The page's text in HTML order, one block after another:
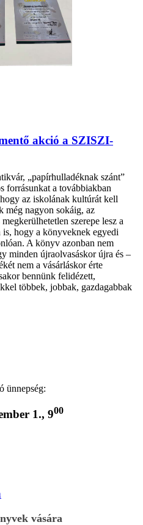
akció a SZISZI-
„papírhulladéknak szánt”
forrásunkat a továbbiakban
az iskolának kultúrát kell
még nagyon sokáig, az
szerepe lesz a
hogy a könyveknek egyedi
A könyv azonban nem
minden újraolvasáskor újra és –
nem a vásárláskor érte
bennünk felidézett,
többek, jobbak, gazdagabbak
ünnepség:
1., 900
vására